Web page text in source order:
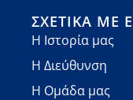
ΣΧΕΤΙΚΆ ΜΕ
Η Ιστορία μας
Η Διεύθυνση
Η Ομάδα μας